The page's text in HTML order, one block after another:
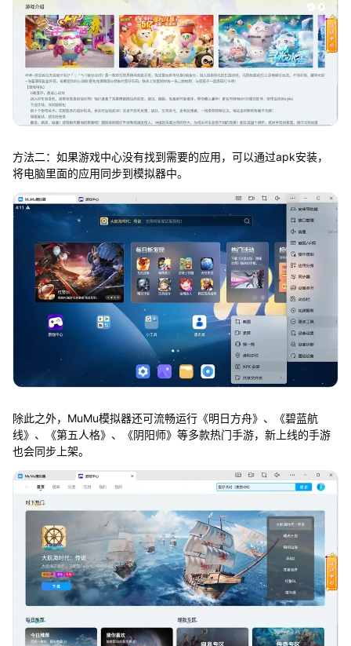
方法二：如果游戏中心没有找到需要的应用，可以通过apk安装，
将电脑里面的应用同步到模拟器中。
除此之外，MuMu模拟器还可流畅运行《明日方舟》、《碧蓝航
线》、《第五人格》、《阴阳师》等多款热门手游，新上线的手游
也会同步上架。